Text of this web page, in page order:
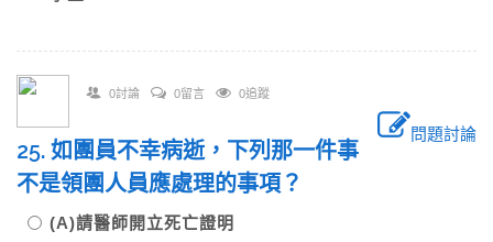
0討論 0留言 0追蹤
問題討論
25. 如團員不幸病逝，下列那一件事
不是領團人員應處理的事項？
(A)請醫師開立死亡證明